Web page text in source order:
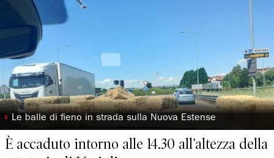
◗ Le balle di fieno in strada sulla Nuova Estense
È accaduto intorno alle 14.30 all’altezza della